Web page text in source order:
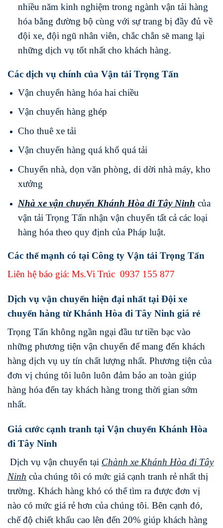
nhiều năm kinh nghiệm trong ngành vận tải hàng
hóa bằng đường bộ cùng với sự trang bị đầy đủ về
đội xe, đội ngũ nhân viên, chắc chắn sẽ mang lại
những dịch vụ tốt nhất cho khách hàng.
Các dịch vụ chính của Vận tải Trọng Tấn
Vận chuyển hàng hóa hai chiều
Vận chuyển hàng ghép
Cho thuê xe tải
Vận chuyển hàng quá khổ quá tải
Chuyển nhà, dọn văn phòng, di dời nhà máy, kho
xưởng
Nhà xe vận chuyển Khánh Hòa đi Tây Ninh của
vận tải Trọng Tấn nhận vận chuyển tất cả các loại
hàng hóa theo quy định của Pháp luật.
Các thế mạnh có tại Công ty Vận tải Trọng Tấn
Liên hệ báo giá: Ms.Vi Trúc 0937 155 877
Dịch vụ vận chuyển hiện đại nhất tại Đội xe
chuyển hàng từ Khánh Hòa đi Tây Ninh giá rẻ
Trọng Tấn không ngần ngại đầu tư tiền bạc vào
những phương tiện vận chuyển để mang đến khách
hàng dịch vụ uy tín chất lượng nhất. Phương tiện của
đơn vị chúng tôi luôn luôn đảm bảo an toàn giúp
hàng hóa đến tay khách hàng trong thời gian sớm
nhất.
Giá cước cạnh tranh tại Vận chuyển Khánh Hòa
đi Tây Ninh
Dịch vụ vận chuyển tại Chành xe Khánh Hòa đi Tây
Ninh của chúng tôi có mức giá cạnh tranh rẻ nhất thị
trường. Khách hàng khó có thể tìm ra được đơn vị
nào có mức giá rẻ hơn của chúng tôi. Bên cạnh đó,
chế độ chiết khấu cao lên đến 20% giúp khách hàng